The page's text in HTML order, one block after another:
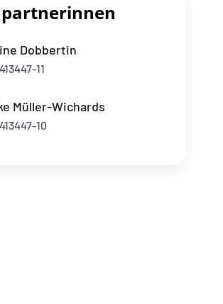
Dobbertin
11
Müller-Wichards
10